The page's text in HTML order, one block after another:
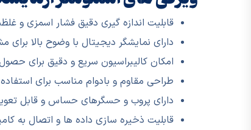
قابلیت اندازه گیری دقیق فشار اسمزی و
دارای نمایشگر دیجیتال با وضوح بالا
امکان کالیبراسیون سریع و دقیق برای
طراحی مقاوم و بادوام مناسب برای
دارای پروب و حسگرهای حساس و قابل
قابلیت ذخیره سازی داده ها و اتصال به